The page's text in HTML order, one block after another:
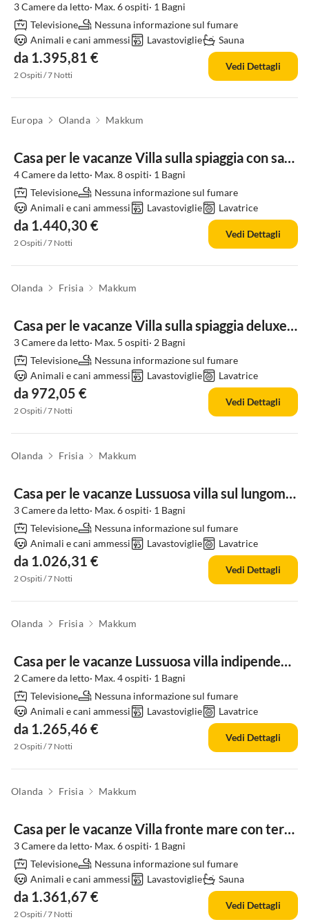
3 Camere da letto· Max. 6 ospiti· 1 Bagni
Televisione
Nessuna informazione sul fumare
Animali e cani ammessi
Lavastoviglie Sauna
da 1.395,81 €
2 Ospiti / 7 Notti
Vedi Dettagli
Europa Olanda Makkum
Casa per le vacanze Villa sulla spiaggia con sauna per 8 ospiti
4 Camere da letto· Max. 8 ospiti· 1 Bagni
Televisione
Nessuna informazione sul fumare
Animali e cani ammessi
Lavastoviglie Lavatrice
da 1.440,30 €
2 Ospiti / 7 Notti
Vedi Dettagli
Olanda Frisia Makkum
Casa per le vacanze Villa sulla spiaggia deluxe con giardino
3 Camere da letto· Max. 5 ospiti· 2 Bagni
Televisione
Nessuna informazione sul fumare
Animali e cani ammessi
Lavastoviglie Lavatrice
da 972,05 €
2 Ospiti / 7 Notti
Vedi Dettagli
Olanda Frisia Makkum
Casa per le vacanze Lussuosa villa sul lungomare con 3 camere da letto
3 Camere da letto· Max. 6 ospiti· 1 Bagni
Televisione
Nessuna informazione sul fumare
Animali e cani ammessi
Lavastoviglie Lavatrice
da 1.026,31 €
2 Ospiti / 7 Notti
Vedi Dettagli
Olanda Frisia Makkum
Casa per le vacanze Lussuosa villa indipendente vicino alla spiaggia
2 Camere da letto· Max. 4 ospiti· 1 Bagni
Televisione
Nessuna informazione sul fumare
Animali e cani ammessi
Lavastoviglie Lavatrice
da 1.265,46 €
2 Ospiti / 7 Notti
Vedi Dettagli
Olanda Frisia Makkum
Casa per le vacanze Villa fronte mare con terrazza e vista
3 Camere da letto· Max. 6 ospiti· 1 Bagni
Televisione
Nessuna informazione sul fumare
Animali e cani ammessi
Lavastoviglie Sauna
da 1.361,67 €
2 Ospiti / 7 Notti
Vedi Dettagli